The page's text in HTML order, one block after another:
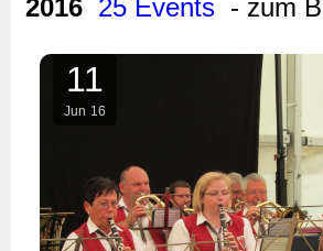
2016 25 Events - zum
11
Jun 16